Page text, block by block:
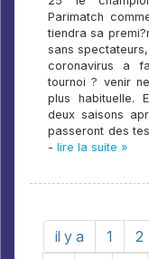
Parimatch
tiendra sa
sans
coronavirus a
tournoi ? venir
plus habituelle.
deux saisons
passeront des
- lire la suite »
il y a 1 2